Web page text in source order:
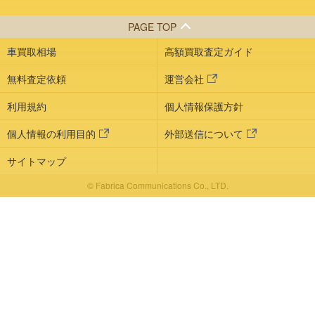
PAGE TOP
車買取相場
高額買取査定ガイド
無料査定依頼
運営会社
利用規約
個人情報保護方針
個人情報の利用目的
外部送信について
サイトマップ
© Fabrica Communications Co., LTD.